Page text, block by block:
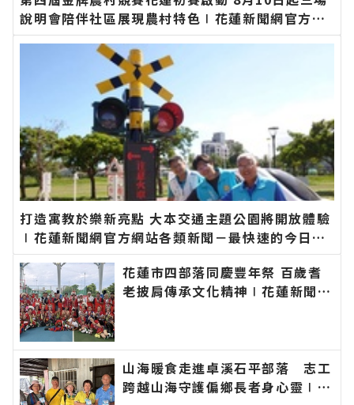
說明會陪伴社區展現農村特色∣花蓮新聞網官方網
站各類新聞－最快速的今日新聞報導 最新的在地資
打造寓教於樂新亮點 大本交通主題公園將開放體驗
∣花蓮新聞網官方網站各類新聞－最快速的今日新
聞報導 最新的在地資訊！
花蓮市四部落同慶豐年祭 百歲耆
老披肩傳承文化精神∣花蓮新聞網
山海暖食走進卓溪石平部落 志工
跨越山海守護偏鄉長者身心靈∣花